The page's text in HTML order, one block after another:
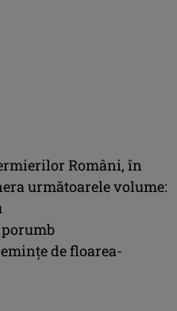
Români, în
următoarele volume:
porumb
de floarea-